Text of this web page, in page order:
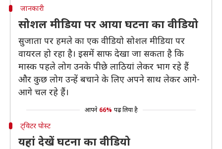
जानकारी
सोशल मीडिया पर आया घटना का वीडियो
सुजाता पर हमले का एक वीडियो सोशल मीडिया पर
वायरल हो रहा है। इसमें साफ देखा जा सकता है कि
मास्क पहले लोग उनके पीछे लाठियां लेकर भाग रहे हैं
और कुछ लोग उन्हें बचाने के लिए अपने साथ लेकर आगे-
आगे चल रहे हैं।
आपने 66% पढ़ लिया है
ट्विटर पोस्ट
यहां देखें घटना का वीडियो